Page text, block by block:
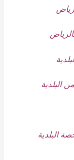
البلدية
البلدية